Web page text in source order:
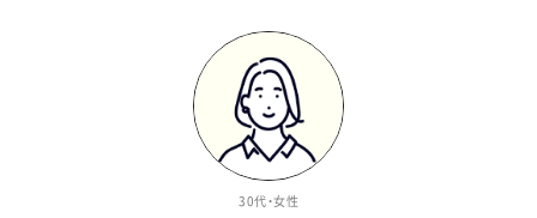
30代・女性